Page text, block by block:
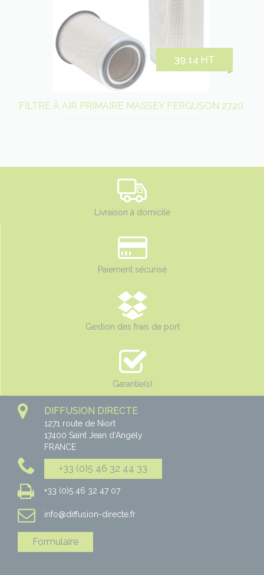
39.14 HT
FILTRE À AIR PRIMAIRE MASSEY FERGUSON 2720
Livraison à domicile
Paiement sécurisé
Gestion des frais de port
Garantie(s)
DIFFUSION DIRECTE
1271 route de Niort
17400 Saint Jean d'Angély
FRANCE
+33 (0)5 46 32 44 33
+33 (0)5 46 32 47 07
info@diffusion-directe.fr
Formulaire